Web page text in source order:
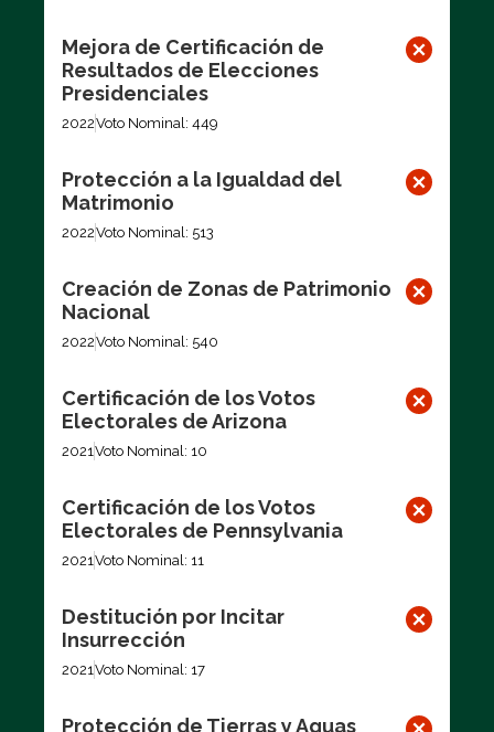
Mejora de Certificación de
Resultados de Elecciones
Presidenciales
2022Voto Nominal: 449
Protección a la Igualdad del
Matrimonio
2022Voto Nominal: 513
Creación de Zonas de Patrimonio
Nacional
2022Voto Nominal: 540
Certificación de los Votos
Electorales de Arizona
2021Voto Nominal: 10
Certificación de los Votos
Electorales de Pennsylvania
2021Voto Nominal: 11
Destitución por Incitar
Insurrección
2021Voto Nominal: 17
Protección de Tierras y Aguas